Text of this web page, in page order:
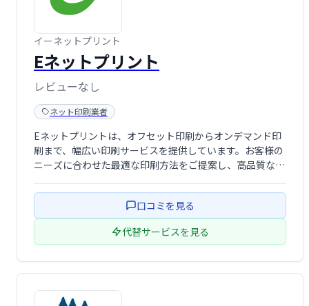
イーネットプリント
Eネットプリント
レビューなし
ネット印刷業者
Eネットプリントは、オフセット印刷からオンデマンド印
刷まで、幅広い印刷サービスを提供しています。お客様の
ニーズに合わせた最適な印刷方法をご提案し、高品質な印
口コミを見る
代替サービスを見る